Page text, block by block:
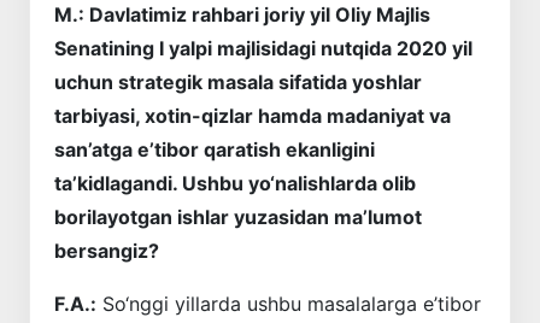
M.: Davlatimiz rahbari joriy yil Oliy Majlis
Senatining I yalpi majlisidagi nutqida 2020 yil
uchun strategik masala sifatida yoshlar
tarbiyasi, xotin-qizlar hamda madaniyat va
san’atga e’tibor qaratish ekanligini
ta’kidlagandi. Ushbu yo‘nalishlarda olib
borilayotgan ishlar yuzasidan ma’lumot
bersangiz?
F.A.: So‘nggi yillarda ushbu masalalarga e’tibor